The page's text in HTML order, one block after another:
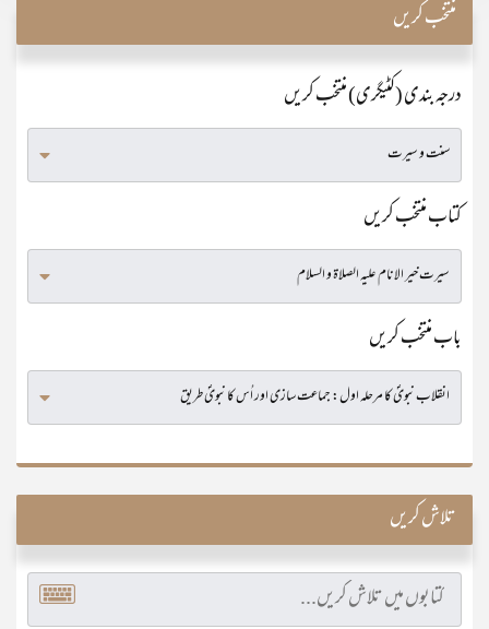
منتخب کریں
درجہ بندی (کٹیگری) منتخب کریں
کتاب منتخب کریں
باب منتخب کریں
تلاش کریں